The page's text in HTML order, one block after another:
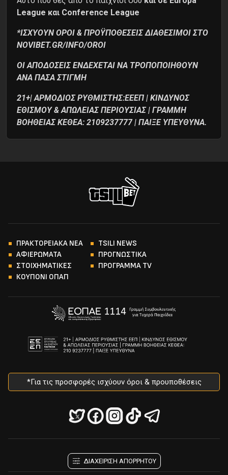
League και Conference League
*ΙΣΧΥΟΥΝ ΟΡΟΙ & ΠΡΟΫΠΟΘΕΣΕΙΣ ΔΙΑΘΕΣΙΜΟΙ ΣΤΟ
NOVIBET.GR/INFO/OROI
ΟΙ ΑΠΟΔΟΣΕΙΣ ΕΝΔΕΧΕΤΑΙ ΝΑ ΤΡΟΠΟΠΟΙΗΘΟΥΝ
ΑΝΑ ΠΑΣΑ ΣΤΙΓΜΗ
21+| ΑΡΜΟΔΙΟΣ ΡΥΘΜΙΣΤΗΣ:ΕΕΕΠ | ΚΙΝΔΥΝΟΣ
ΕΘΙΣΜΟΥ & ΑΠΩΛΕΙΑΣ ΠΕΡΙΟΥΣΙΑΣ | ΓΡΑΜΜΗ
ΒΟΗΘΕΙΑΣ ΚΕΘΕΑ: 2109237777 | ΠΑΙΞΕ ΥΠΕΥΘΥΝΑ.
ΠΡΑΚΤΟΡΕΙΑΚΑ ΝΕΑ
TSILI NEWS
ΑΦΙΕΡΩΜΑΤΑ
ΠΡΟΓΝΩΣΤΙΚΑ
ΣΤΟΙΧΗΜΑΤΙΚΕΣ
ΠΡΟΓΡΑΜΜΑ TV
ΚΟΥΠΟΝΙ ΟΠΑΠ
*Για τις προσφορές ισχύουν όροι & προυποθέσεις
ΔΙΑΧΕΙΡΙΣΗ ΑΠΟΡΡΗΤΟΥ